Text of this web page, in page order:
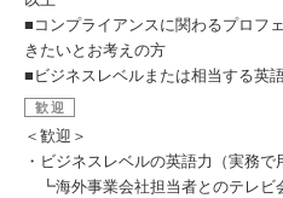
■コンプライアンスに関わるプロフ
きたいとお考えの方
■ビジネスレベルまたは相当する英
歓迎
＜歓迎＞
・ビジネスレベルの英語力（実務で
┗海外事業会社担当者とのテレビ